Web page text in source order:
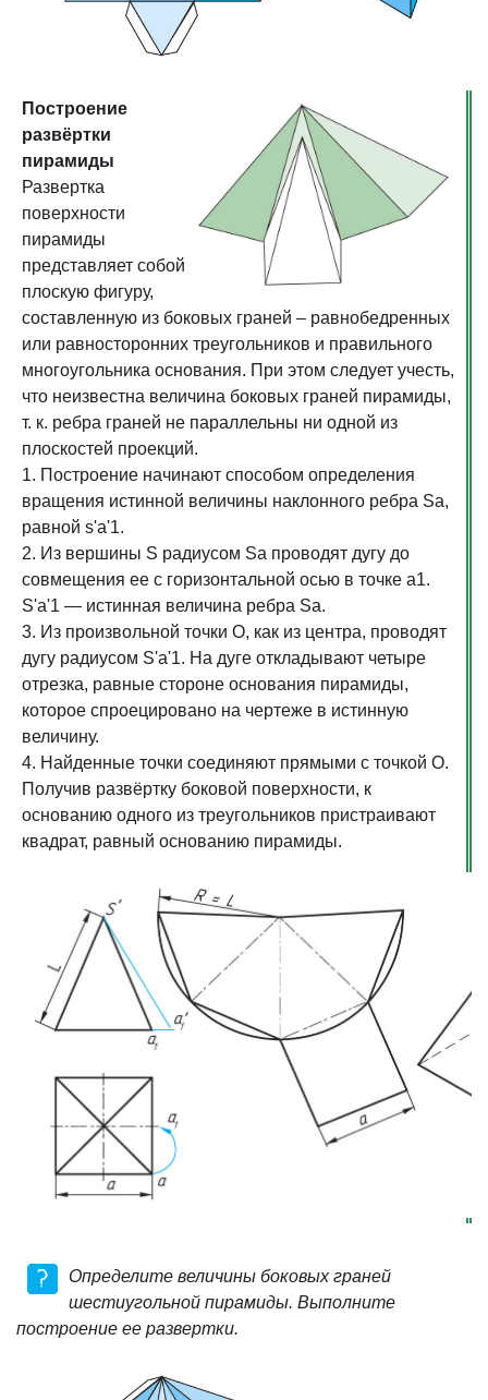
Построение
развёртки
пирамиды
Развертка
поверхности
пирамиды
представляет собой
плоскую фигуру,
составленную из боковых граней – равнобедренных
или равносторонних треугольников и правильного
многоугольника основания. При этом следует учесть,
что неизвестна величина боковых граней пирамиды,
т. к. ребра граней не параллельны ни одной из
плоскостей проекций.
1. Построение начинают способом определения
вращения истинной величины наклонного ребра Sa,
равной s'a'1.
2. Из вершины S радиусом Sa проводят дугу до
совмещения ее с горизонтальной осью в точке а1.
S'a'1 — истинная величина ребра Sa.
3. Из произвольной точки О, как из центра, проводят
дугу радиусом S'a'1. На дуге откладывают четыре
отрезка, равные стороне основания пирамиды,
которое спроецировано на чертеже в истинную
величину.
4. Найденные точки соединяют прямыми с точкой О.
Получив развёртку боковой поверхности, к
основанию одного из треугольников пристраивают
квадрат, равный основанию пирамиды.
Определите величины боковых граней
шестиугольной пирамиды. Выполните
построение ее развертки.